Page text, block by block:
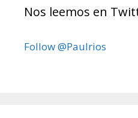
Nos leemos en
Follow @Paulrios